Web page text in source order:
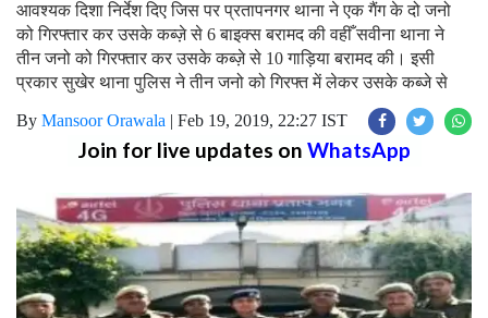
आवश्यक दिशा निर्देश दिए जिस पर प्रतापनगर थाना ने एक गैंग के दो जनो
को गिरफ्तार कर उसके कब्ज़े से 6 बाइक्स बरामद की वहीँ सवीना थाना ने
तीन जनो को गिरफ्तार कर उसके कब्ज़े से 10 गाड़िया बरामद की। इसी
प्रकार सुखेर थाना पुलिस ने तीन जनो को गिरफ्त में लेकर उसके कब्जे से
By Mansoor Orawala | Feb 19, 2019, 22:27 IST
Join for live updates on WhatsApp